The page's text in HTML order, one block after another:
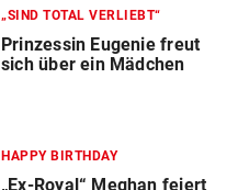
„SIND TOTAL VERLIEBT“
Prinzessin Eugenie freut
sich über ein Mädchen
HAPPY BIRTHDAY
„Ex-Royal“ Meghan feiert